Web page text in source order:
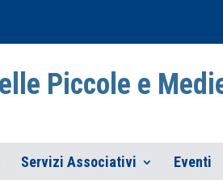
Piccole e
Servizi Associativi Eventi